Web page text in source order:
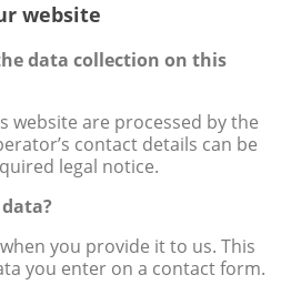
website
data collection on this
website are processed by the
contact details can be
legal notice.
you provide it to us. This
you enter on a contact form.